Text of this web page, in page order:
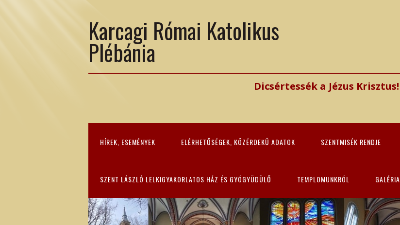
Karcagi Római Katolikus
Plébánia
Dicsértessék a Jézus Krisztus!
HÍREK, ESEMÉNYEK ELÉRHETŐSÉGEK, KÖZÉRDEKŰ ADATOK SZENTMISÉK RENDJE
SZENT LÁSZLÓ LELKIGYAKORLATOS HÁZ ÉS GYÓGYÜDÜLŐ TEMPLOMUNKRÓL GALÉRIA